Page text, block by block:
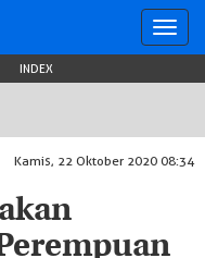
INDEX
Kamis, 22 Oktober 2020 08:34